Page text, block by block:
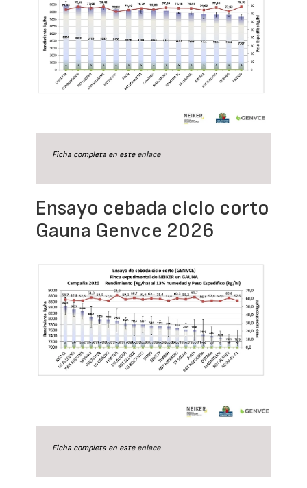
Ficha completa en este enlace
Ensayo cebada ciclo corto
Gauna Genvce 2026
Ficha completa en este enlace